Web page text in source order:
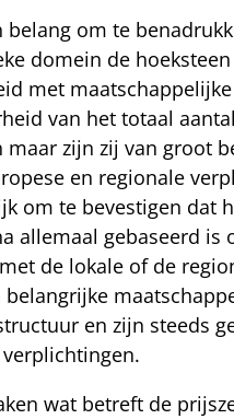
belang om te
domein de
met
van het totaal
zijn zij van groot
en regionale
om te bevestigen dat
allemaal gebaseerd is
de lokale of de
belangrijke
en zijn steeds
wat betreft de